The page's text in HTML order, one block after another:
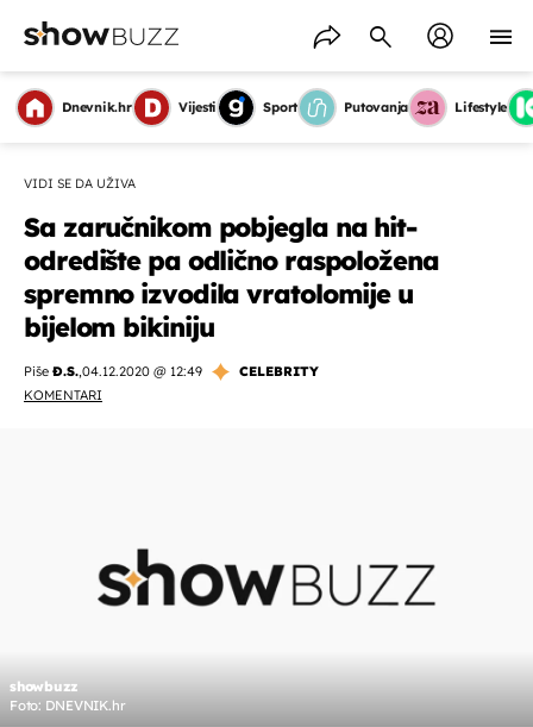
Dnevnik.hr Vijesti Sport Putovanja Lifestyle
VIDI SE DA UŽIVA
Sa zaručnikom pobjegla na hit-
odredište pa odlično raspoložena
spremno izvodila vratolomije u
bijelom bikiniju
Piše Đ.S.,04.12.2020 @ 12:49
CELEBRITY
KOMENTARI
showbuzz
Foto: DNEVNIK.hr